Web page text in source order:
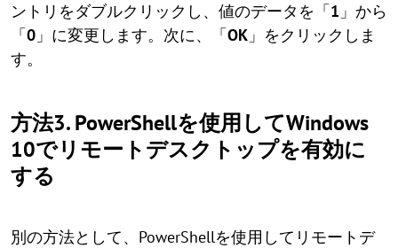
ントリをダブルクリックし、値のデータを「1 」から
「0 」に変更します。次に、「OK 」をクリックしま
す。
方法3. PowerShellを使用してWindows
10でリモートデスクトップを有効に
する
別の方法として、PowerShellを使用してリモートデ